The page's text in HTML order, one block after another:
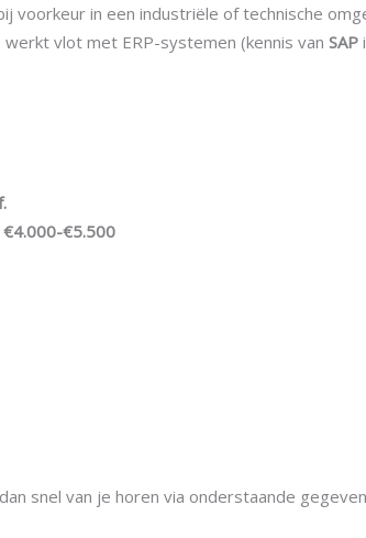
voorkeur in een industriële of technische
vlot met ERP-systemen (kennis van SAP
€4.000-€5.500
snel van je horen via onderstaande